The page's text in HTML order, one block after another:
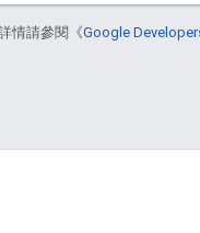
情請參閱《Google